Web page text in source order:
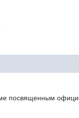
посвященным